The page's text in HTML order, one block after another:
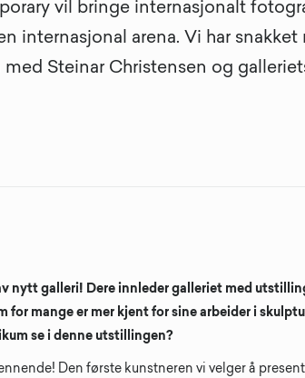
vil bringe internasjonalt
internasjonal arena. Vi har snakket
Steinar Christensen og
nytt galleri! Dere innleder galleriet med
for mange er mer kjent for sine arbeider i
se i denne utstillingen?
Den første kunstneren vi velger å